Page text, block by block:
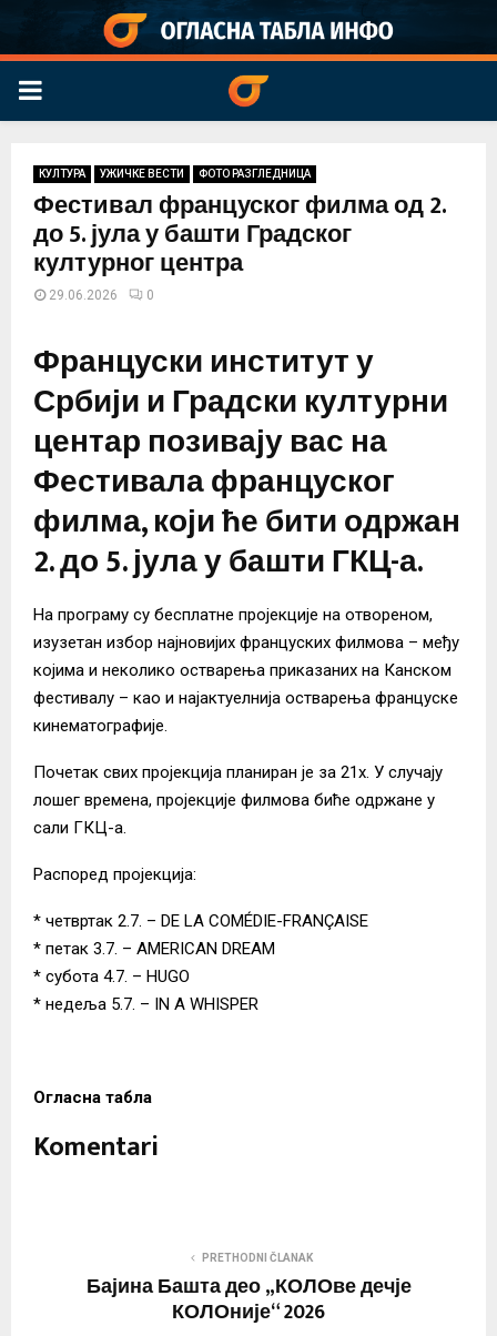
PRIMARY
КУЛТУРА УЖИЧКЕ ВЕСТИ ФОТО РАЗГЛЕДНИЦА
Фестивал француског филма од 2.
до 5. јула у башти Градског
културног центра
29.06.2026 0
Француски институт у
Србији и Градски културни
центар позивају вас на
Фестивала француског
филма, који ће бити одржан
2. до 5. јула у башти ГКЦ-а.
На програму су бесплатне пројекције на отвореном,
изузетан избор најновијих француских филмова – међу
којима и неколико остварења приказаних на Канском
фестивалу – као и најактуелнија остварења француске
кинематографије.
Почетак свих пројекција планиран је за 21х. У случају
лошег времена, пројекције филмова биће одржане у
сали ГКЦ-а.
Распоред пројекција:
* четвртак 2.7. – DE LA COMÉDIE-FRANÇAISE
* петак 3.7. – AMERICAN DREAM
* субота 4.7. – HUGO
* недеља 5.7. – IN A WHISPER
Огласна табла
Komentari
PRETHODNI ČLANAK
Бајина Башта део „КОЛОве дечје
КОЛОније“ 2026